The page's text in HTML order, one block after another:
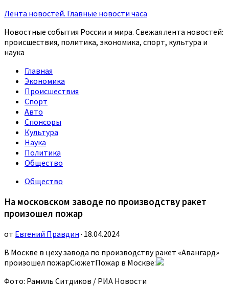
Лента новостей. Главные новости часа
Новостные события России и мира. Свежая лента новостей:
происшествия, политика, экономика, спорт, культура и
наука
Главная
Экономика
Происшествия
Спорт
Авто
Спонсоры
Культура
Наука
Политика
Общество
Общество
На московском заводе по производству ракет
произошел пожар
от Евгений Правдин · 18.04.2024
В Москве в цеху завода по производству ракет «Авангард»
произошел пожарСюжетПожар в Москве:
Фото: Рамиль Ситдиков / РИА Новости